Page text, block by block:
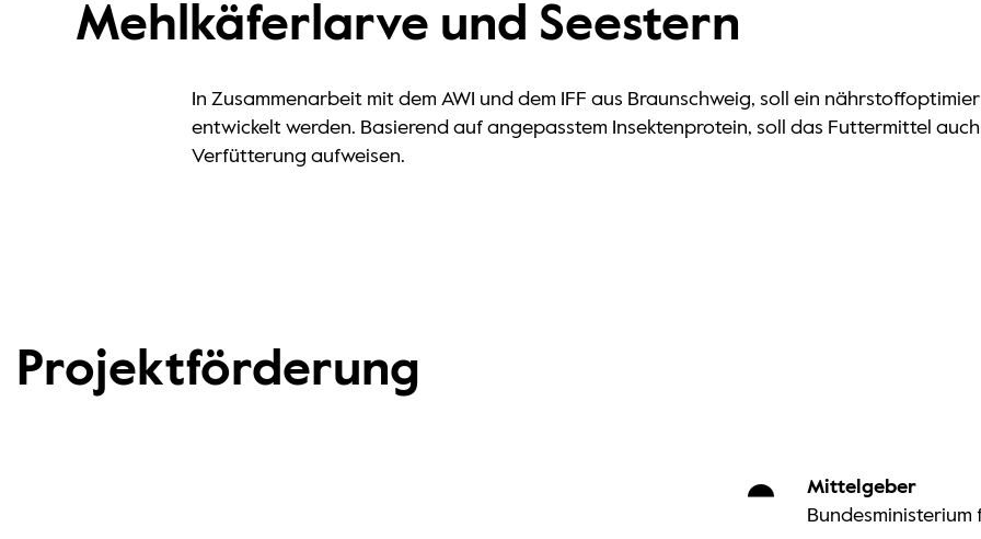
Mehlkäferlarve und Seestern
In Zusammenarbeit mit dem AWI und dem IFF aus Braunschweig, soll ein
entwickelt werden. Basierend auf angepasstem Insektenprotein, soll das Futtermittel
Verfütterung aufweisen.
Projektförderung
Mittelgeber